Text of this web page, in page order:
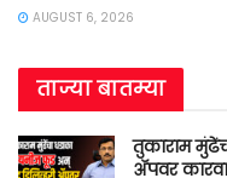
AUGUST 6, 2026
ताज्या बातम्या
तुकाराम
ॲपवर